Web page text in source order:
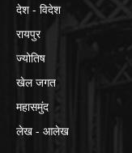
देश - विदेश
रायपुर
ज्योतिष
खेल जगत
महासमुंद
लेख - आलेख